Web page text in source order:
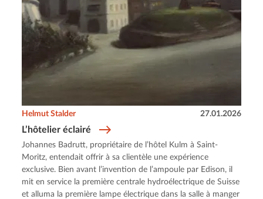
L’hôtelier éclairé
Helmut Stalder 27.01.2026
Johannes Badrutt, propriétaire de l’hôtel Kulm à Saint-
Moritz, entendait offrir à sa clientèle une expérience
exclusive. Bien avant l’invention de l’ampoule par Edison, il
mit en service la première centrale hydroélectrique de Suisse
et alluma la première lampe électrique dans la salle à manger